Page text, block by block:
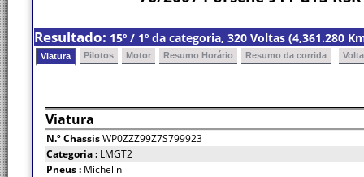
Resultado: 15º / 1º da categoria, 320 Voltas (4,361.280
Viatura Pilotos Motor Resumo Horário Resumo da corrida
Viatura
N.º ChassisWP0ZZZ99Z7S799923
Categoria : LMGT2
Pneus : Michelin